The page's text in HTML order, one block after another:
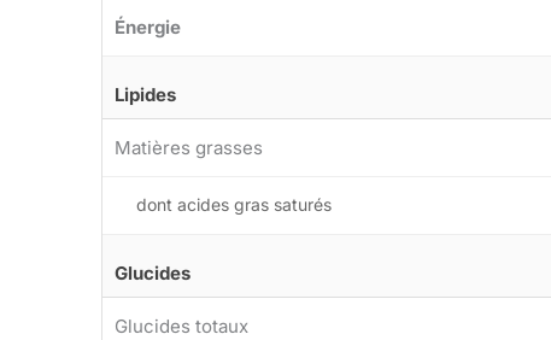
Énergie
Lipides
Matières grasses
dont acides gras saturés
Glucides
Glucides totaux